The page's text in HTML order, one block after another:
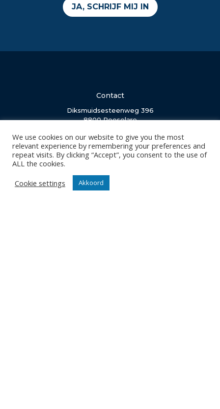
JA, SCHRIJF MIJ IN
Contact
Diksmuidsesteenweg 396
8800 Roeselare
office@knackvolley.be
Club
Team
We use cookies on our website to give you the most
relevant experience by remembering your preferences and
repeat visits. By clicking “Accept”, you consent to the use of
ALL the cookies.
Cookie settings
Akkoord